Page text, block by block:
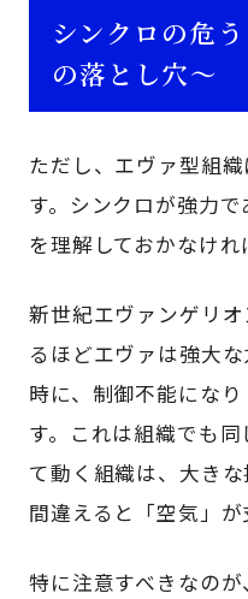
シンクロの危
の落とし穴～
ただし、エヴァ型組
す。シンクロが強力
を理解しておかなけれ
新世紀エヴァンゲリ
るほどエヴァは強大
時に、制御不能にな
す。これは組織でも
て動く組織は、大き
間違えると「空気」が
特に注意すべきなの